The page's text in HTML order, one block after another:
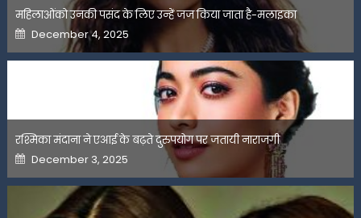
महिलाओंको उनकी पसंद के लिए उन्हें जज किया जाता है-मलाइका
Posted
on
December 4, 2025
रश्मिका मंदाना ने एआई के बढ़ते दुरुपयोग पर जतायी नाराजगी
Posted
on
December 3, 2025